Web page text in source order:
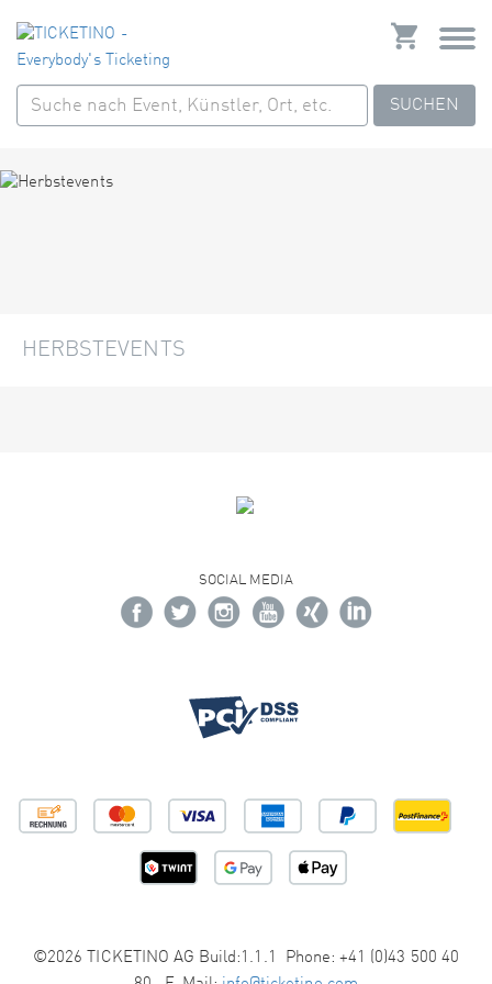
SUCHEN
HERBSTEVENTS
SOCIAL MEDIA
©2026 TICKETINO AG Build:1.1.1 Phone: +41 (0)43 500 40